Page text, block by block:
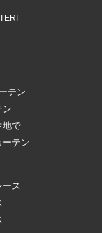
テン
ン
地で
ーテン
ス